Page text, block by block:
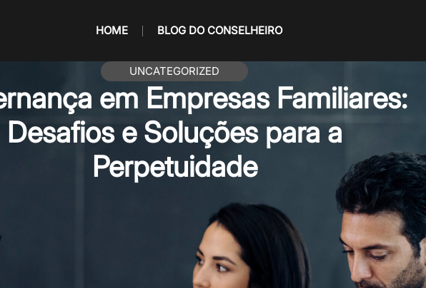
HOME BLOG DO CONSELHEIRO
UNCATEGORIZED
em Empresas Familiares:
Desafios e Soluções para a
Perpetuidade